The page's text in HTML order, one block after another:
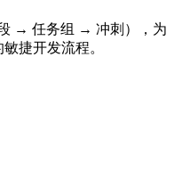
→ 任务组 → 冲刺），为
捷开发流程。